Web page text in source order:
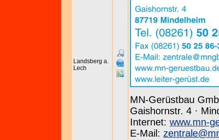
Landsberg a.
Lech
MN-Gerüstbau
Gaishornstr. 4 ·
Internet: www.mn-
E-Mail: